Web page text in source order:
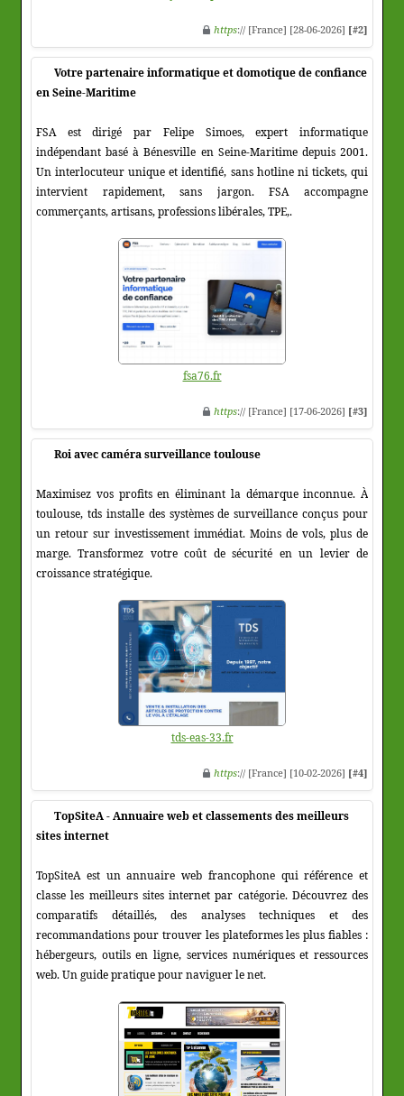
https:// [France] [28-06-2026] [#2]
Votre partenaire informatique et domotique de confiance
en Seine-Maritime
FSA est dirigé par Felipe Simoes, expert informatique
indépendant basé à Bénesville en Seine-Maritime depuis 2001.
Un interlocuteur unique et identifié, sans hotline ni tickets, qui
intervient rapidement, sans jargon. FSA accompagne
commerçants, artisans, professions libérales, TPE,.
fsa76.fr
https:// [France] [17-06-2026] [#3]
Roi avec caméra surveillance toulouse
Maximisez vos profits en éliminant la démarque inconnue. À
toulouse, tds installe des systèmes de surveillance conçus pour
un retour sur investissement immédiat. Moins de vols, plus de
marge. Transformez votre coût de sécurité en un levier de
croissance stratégique.
tds-eas-33.fr
https:// [France] [10-02-2026] [#4]
TopSiteA - Annuaire web et classements des meilleurs
sites internet
TopSiteA est un annuaire web francophone qui référence et
classe les meilleurs sites internet par catégorie. Découvrez des
comparatifs détaillés, des analyses techniques et des
recommandations pour trouver les plateformes les plus fiables :
hébergeurs, outils en ligne, services numériques et ressources
web. Un guide pratique pour naviguer le net.